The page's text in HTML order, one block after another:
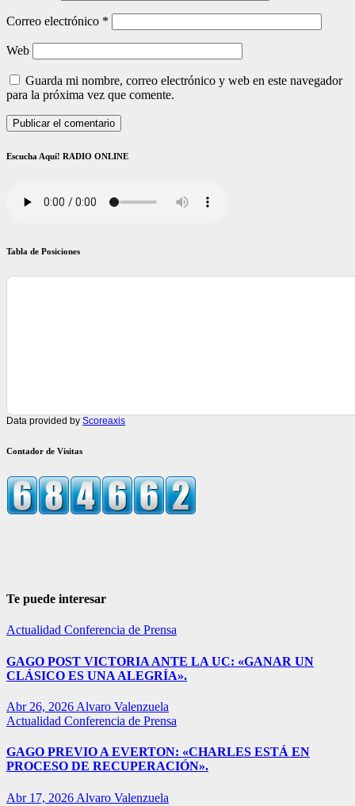
Correo electrónico *
Web
Guarda mi nombre, correo electrónico y web en este navegador
para la próxima vez que comente.
Escucha Aquí! RADIO ONLINE
Tabla de Posiciones
Data provided by Scoreaxis
Contador de Visitas
Te puede interesar
Actualidad Conferencia de Prensa
GAGO POST VICTORIA ANTE LA UC: «GANAR UN
CLÁSICO ES UNA ALEGRÍA».
Abr 26, 2026 Alvaro Valenzuela
Actualidad Conferencia de Prensa
GAGO PREVIO A EVERTON: «CHARLES ESTÁ EN
PROCESO DE RECUPERACIÓN».
Abr 17, 2026 Alvaro Valenzuela